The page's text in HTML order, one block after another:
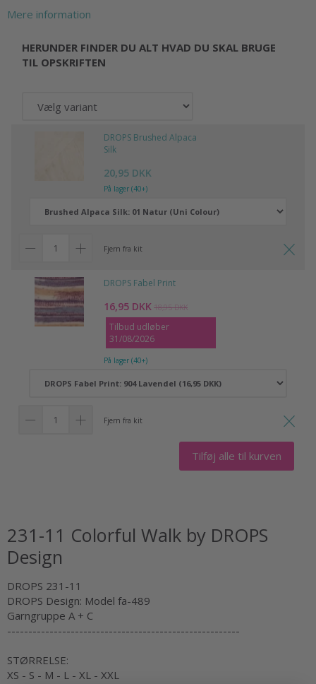
Mere information
HERUNDER FINDER DU ALT HVAD DU SKAL BRUGE
TIL OPSKRIFTEN
DROPS Brushed Alpaca
Silk
20,95 DKK
På lager (40+)
Fjern fra kit
DROPS Fabel Print
16,95 DKK 18,95 DKK
Tilbud udløber
31/08/2026
På lager (40+)
Fjern fra kit
Tilføj alle til kurven
231-11 Colorful Walk by DROPS
Design
DROPS 231-11
DROPS Design: Model fa-489
Garngruppe A + C
-------------------------------------------------------
STØRRELSE:
XS - S - M - L - XL - XXL